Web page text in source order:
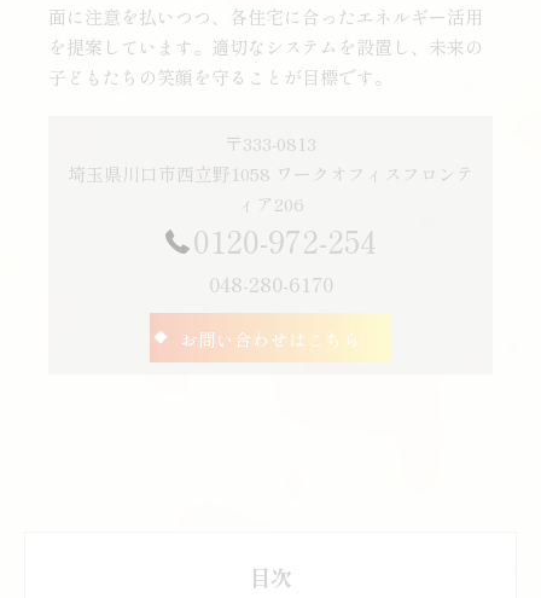
面に注意を払いつつ、各住宅に合ったエネルギー活用
を提案しています。適切なシステムを設置し、未来の
子どもたちの笑顔を守ることが目標です。
〒333-0813
埼玉県川口市西立野1058 ワークオフィスフロンテ
ィア206
0120-972-254
048-280-6170
お問い合わせはこちら
目次